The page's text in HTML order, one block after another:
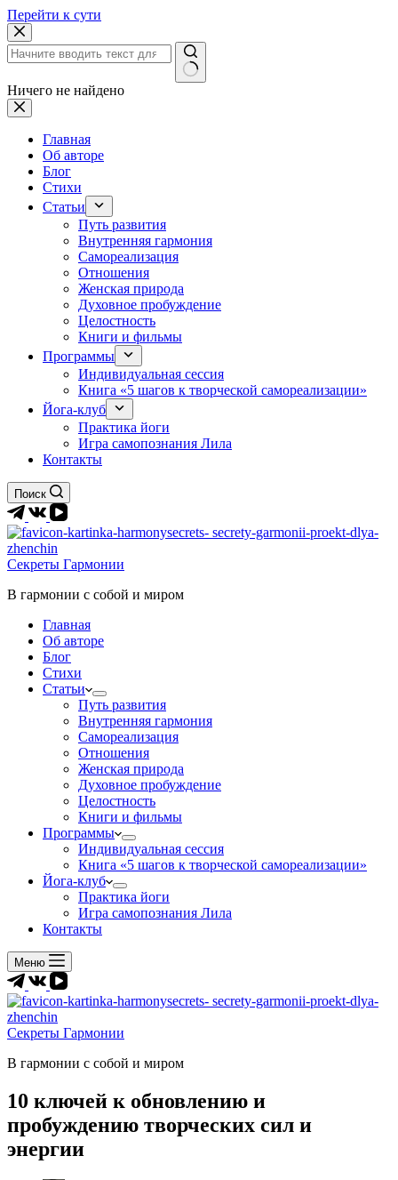
Перейти к сути
Ничего не найдено
Главная
Об авторе
Блог
Стихи
Статьи
Путь развития
Внутренняя гармония
Самореализация
Отношения
Женская природа
Духовное пробуждение
Целостность
Книги и фильмы
Программы
Индивидуальная сессия
Книга «5 шагов к творческой самореализации»
Йога-клуб
Практика йоги
Игра самопознания Лила
Контакты
Поиск
Секреты Гармонии
В гармонии c собой и миром
Главная
Об авторе
Блог
Стихи
Статьи
Путь развития
Внутренняя гармония
Самореализация
Отношения
Женская природа
Духовное пробуждение
Целостность
Книги и фильмы
Программы
Индивидуальная сессия
Книга «5 шагов к творческой самореализации»
Йога-клуб
Практика йоги
Игра самопознания Лила
Контакты
Меню
Секреты Гармонии
В гармонии c собой и миром
10 ключей к обновлению и
пробуждению творческих сил и
энергии